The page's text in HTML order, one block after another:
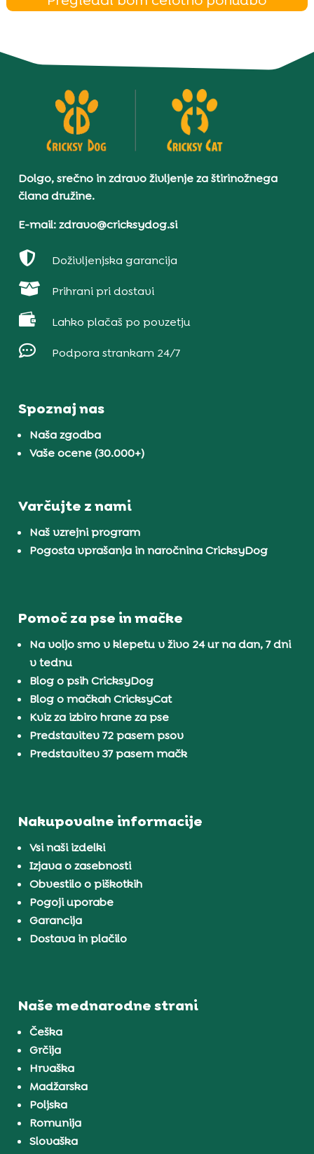
Dolgo, srečno in zdravo življenje za štirinožnega
člana družine.
E-mail: zdravo@cricksydog.si
 Doživljenjska garancija
 Prihrani pri dostavi
 Lahko plačaš po povzetju
 Podpora strankam 24/7
Spoznaj nas
Naša zgodba
Vaše ocene (30.000+)
Varčujte z nami
Naš vzrejni program
Pogosta vprašanja in naročnina CricksyDog
Pomoč za pse in mačke
Na voljo smo v klepetu v živo 24 ur na dan, 7 dni
v tednu
Blog o psih CricksyDog
Blog o mačkah CricksyCat
Kviz za izbiro hrane za pse
Predstavitev 72 pasem psov
Predstavitev 37 pasem mačk
Nakupovalne informacije
Vsi naši izdelki
Izjava o zasebnosti
Obvestilo o piškotkih
Pogoji uporabe
Garancija
Dostava in plačilo
Naše mednarodne strani
Češka
Grčija
Hrvaška
Madžarska
Poljska
Romunija
Slovaška